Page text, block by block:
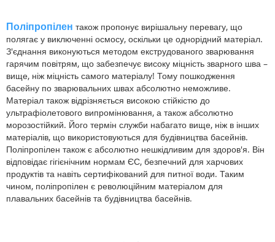
Поліпропілен також пропонує вирішальну перевагу, що
полягає у виключенні осмосу, оскільки це однорідний матеріал.
З'єднання виконуються методом екструдованого зварювання
гарячим повітрям, що забезпечує високу міцність зварного шва –
вище, ніж міцність самого матеріалу! Тому пошкодження
басейну по зварювальних швах абсолютно неможливе.
Матеріал також відрізняється високою стійкістю до
ультрафіолетового випромінювання, а також абсолютно
морозостійкий. Його термін служби набагато вище, ніж в інших
матеріалів, що використовуються для будівництва басейнів.
Поліпропілен також є абсолютно нешкідливим для здоров'я. Він
відповідає гігієнічним нормам ЄС, безпечний для харчових
продуктів та навіть сертифікований для питної води. Таким
чином, поліпропілен є революційним матеріалом для
плавальних басейнів та будівництва басейнів.